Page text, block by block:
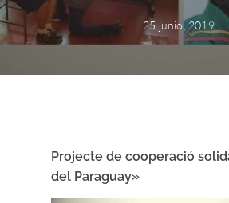
25 junio, 2019
Projecte de cooperació
del Paraguay»